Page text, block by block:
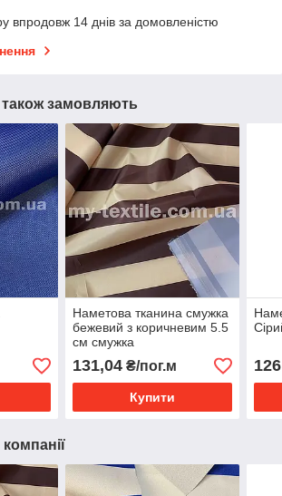
впродовж 14 днів за домовленістю
замовляють
Наметова тканина смужка
бежевий з коричневим 5.5
см смужка
131,04₴/пог.м
Купити